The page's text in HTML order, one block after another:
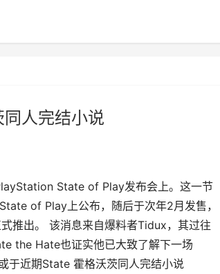
人完结小说
State of Play发布会上。这一节
of Play上公布，随后于次年2月发售，
推出。 该消息来自爆料者Tidux，其过往
the Hate也证实他已大致了解下一场
于近期State 霍格沃茨同人完结小说